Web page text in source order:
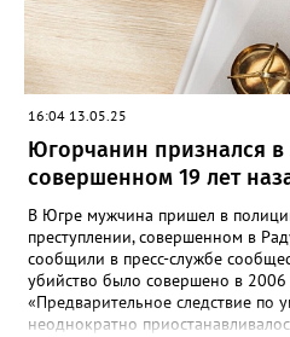
16:04 13.05.25
Югорчанин признался в
совершенном 19 лет
В Югре мужчина пришел в
преступлении, совершенном в
сообщили в пресс-службе
убийство было совершено в 2006
«Предварительное следствие по
неоднократно